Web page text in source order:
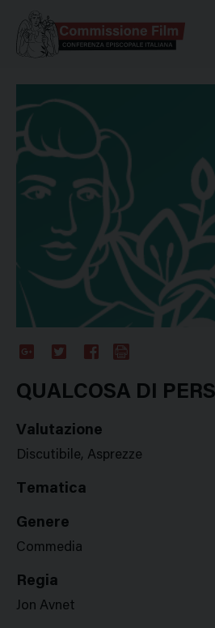
Plus
QUALCOSA DI
Valutazione
Discutibile, Asprezze
Tematica
Genere
Commedia
Regia
Jon Avnet